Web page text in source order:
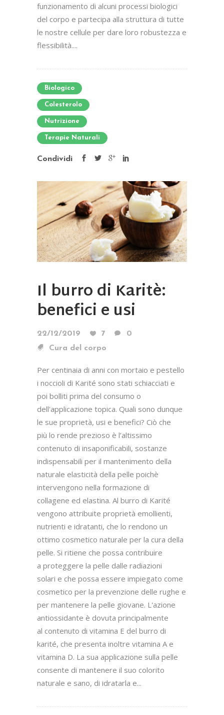
funzionamento di alcuni processi biologici
del corpo e partecipa alla struttura di tutte
le nostre cellule per dare loro robustezza e
flessibilità....
Biologico
Colesterolo
Nutrizione
Terapie Naturali
Condividi
Il burro di Karitè:
benefici e usi
22/12/2019 7
0
Cura del corpo
Per centinaia di anni con mortaio e pestello
i noccioli di Karité sono stati schiacciati e
poi bolliti prima del consumo o
dell'applicazione topica. Quali sono dunque
le sue proprietà, usi e benefici? Ciò che
più lo rende prezioso è l’altissimo
contenuto di insaponificabili, sostanze
indispensabili per il mantenimento della
naturale elasticità della pelle poichè
intervengono nella formazione di
collagene ed elastina. Al burro di Karité
vengono attribuite proprietà emollienti,
nutrienti e idratanti, che lo rendono un
ottimo cosmetico naturale per la cura della
pelle. Si ritiene che possa contribuire
a proteggere la pelle dalle radiazioni
solari e che possa essere impiegato come
cosmetico per la prevenzione delle rughe e
per mantenere la pelle giovane. L'azione
antiossidante è dovuta principalmente
al contenuto di vitamina E del burro di
karité, che presenta inoltre vitamina A e
vitamina D. La sua applicazione sulla pelle
consente di mantenere il suo colorito
naturale e sano, di idratarla e...